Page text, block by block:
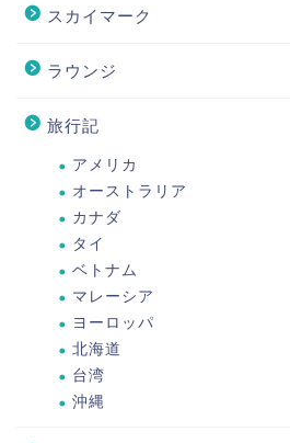
スカイマーク
ラウンジ
旅行記
アメリカ
オーストラリア
カナダ
タイ
ベトナム
マレーシア
ヨーロッパ
北海道
台湾
沖縄